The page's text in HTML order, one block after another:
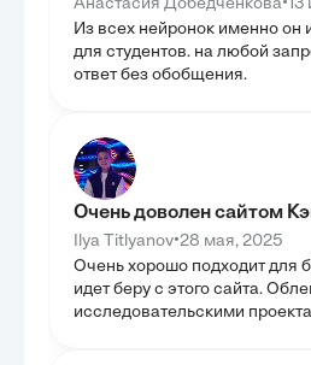
лингвокультурную среду.
ГЛАВА 3. ПРАКТИКА И
МИНИМИЗАЦИЯ
Данная глава была посвящена практическому
Были представлены результаты исследования,
направленного на выявление специфики
эмоциональной дистанции у вторичных
личностей, что позволило эмпирически
подтвердить теоретические положения.
задача заключалась в разработке и предложении
конкретных стратегий, способствующих
негативных эффектов эмоциональной
таких как недопонимание и затруднения в
эмоциональной интеграции. Таким образом, эта
глава не только осветила практические аспекты
Анастасия Добедченкова 13
Из всех нейронок именно он
для студентов. на любой
ответ без обобщения.
Очень доволен сайтом
Ilya Titlyanov•28 мая, 2025
Очень хорошо подходит для
идет беру с этого сайта.
исследовательскими